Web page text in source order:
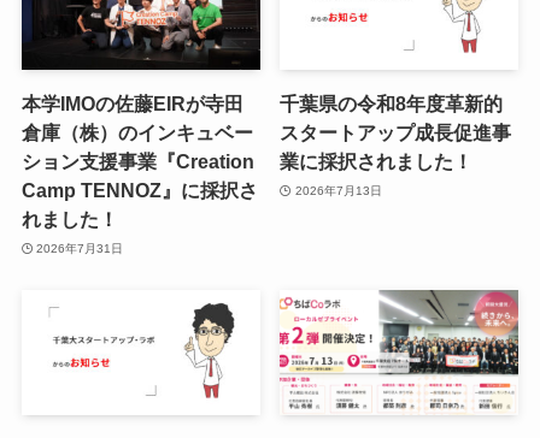
本学IMOの佐藤EIRが寺田
倉庫（株）のインキュベー
ション支援事業『Creation
Camp TENNOZ』に採択さ
れました！
2026年7月31日
千葉県の令和8年度⾰新的
スタートアップ成⻑促進事
業に採択されました！
2026年7月13日